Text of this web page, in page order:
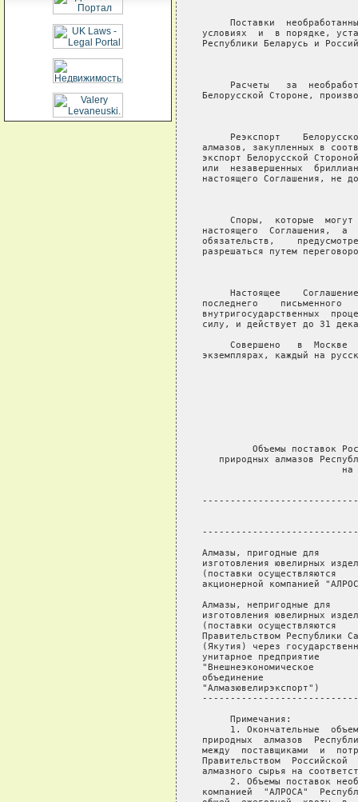
Поставки
условиях  и  в порядке,
Республики Беларусь и
Расчеты   за
Белорусской Стороне,
Реэкспорт
алмазов, закупленных в
экспорт Белорусской
или  незавершенных
настоящего Соглашения, не
Споры,  которые
настоящего  Соглашения,  а
обязательств,
разрешаться путем
Настоящее
последнего    письменного
внутригосударственных
силу, и действует до 31
Совершено   в  Москве
экземплярах, каждый на
Объемы поставок
природных алмазов
на
Алмазы, пригодные для
изготовления ювелирных
(поставки осуществляются
акционерной компанией
Алмазы, непригодные для
изготовления ювелирных
(поставки осуществляются
Правительством Республики
(Якутия) через
унитарное предприятие
"Внешнеэкономическое
объединение
"Алмазювелирэкспорт")
     Примечания:
1. Окончательные
природных  алмазов
между  поставщиками  и
Правительством
алмазного сырья на
2. Объемы поставок
компанией  "АЛРОСА"